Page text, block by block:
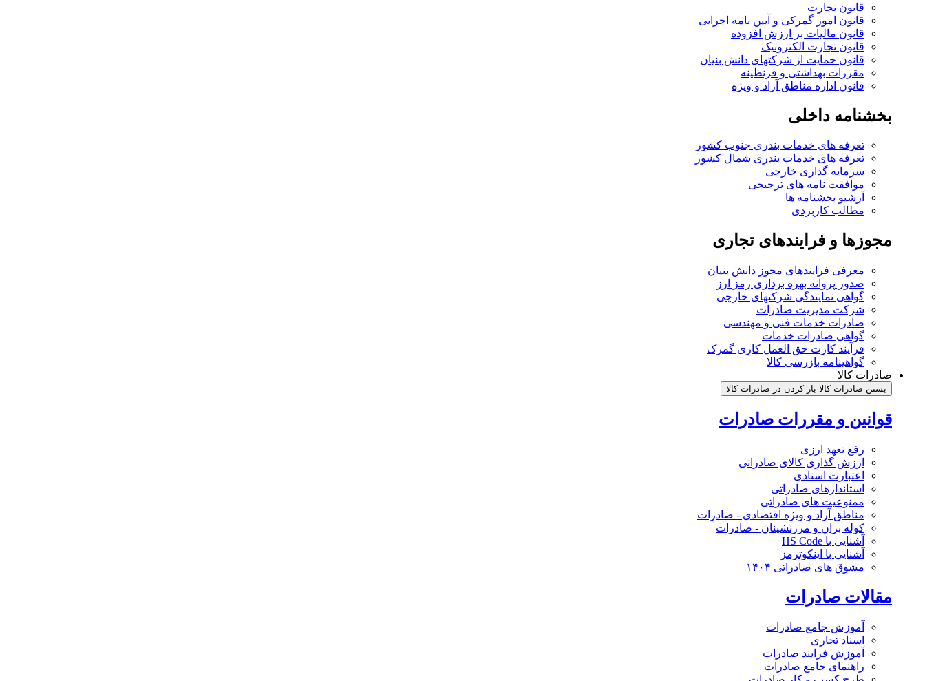
قانون تجارت
قانون امور گمرکی و آیین نامه اجرایی
قانون مالیات بر ارزش افزوده
قانون تجارت الکترونیک
قانون حمایت از شرکتهای دانش بنیان
مقررات بهداشتی و قرنطینه
قانون اداره مناطق آزاد و ویژه
بخشنامه داخلی
تعرفه های خدمات بندری جنوب کشور
تعرفه های خدمات بندری شمال کشور
سرمایه گذاری خارجی
موافقت نامه های ترجیحی
آرشیو بخشنامه ها
مطالب کاربردی
مجوزها و فرایندهای تجاری
معرفی فرایندهای مجوز دانش بنیان
صدور پروانه بهره برداری رمز ارز
گواهی نمایندگی شرکتهای خارجی
شرکت مدیریت صادرات
صادرات خدمات فنی و مهندسی
گواهی صادرات خدمات
فرآیند کارت حق العمل کاری گمرک
گواهینامه بازرسی کالا
صادرات کالا
بستن صادرات کالا باز کردن در صادرات کالا
قوانین و مقررات صادرات
رفع تعهد ارزی
ارزش گذاری کالای صادراتی
اعتبارت اسنادی
استاندارهای صادراتی
ممنوعیت های صادراتی
مناطق آزاد و ویژه اقتصادی - صادرات
کوله بران و مرزنشینان - صادرات
آشنایی با HS Code
آشنایی با اینکوترمز
مشوق های صادراتی ۱۴۰۴
مقالات صادرات
آموزش جامع صادرات
اسناد تجاری
آموزش فرایند صادرات
راهنمای جامع صادرات